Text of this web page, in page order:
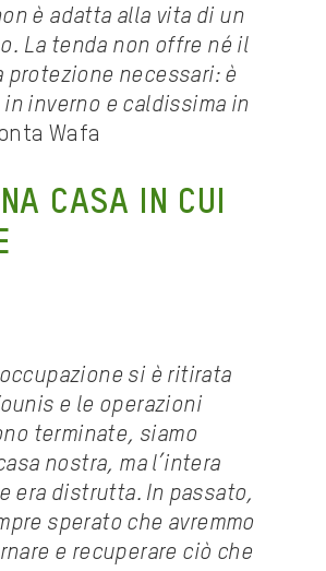
è adatta alla vita di un
La tenda non offre né il
protezione necessari: è
inverno e caldissima in
Wafa
CASA IN CUI
si è ritirata
e le operazioni
terminate, siamo
nostra, ma l’intera
era distrutta. In passato,
sperato che avremmo
e recuperare ciò che